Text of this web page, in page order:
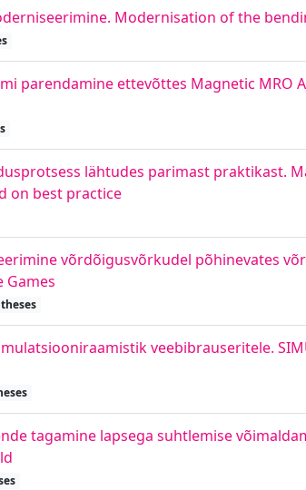
Modernisation of the
parendamine ettevõttes Magnetic MRO
lähtudes parimast praktikast.
on best practice
võrdõigusvõrkudel põhinevates
Games
veebibrauseritele.
tagamine lapsega suhtlemise